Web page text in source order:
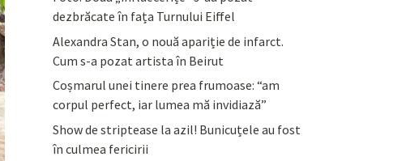
dezbrăcate în fața Turnului Eiffel
Alexandra Stan, o nouă apariție de infarct.
Cum s-a pozat artista în Beirut
Coșmarul unei tinere prea frumoase: “am
corpul perfect, iar lumea mă invidiază”
Show de striptease la azil! Bunicuțele au fost
în culmea fericirii